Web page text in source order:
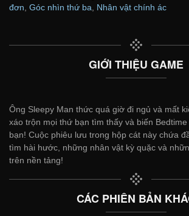
đơn Góc nhìn thứ ba Nhân vật chính ác
GIỚI THIỆU GAME
Ông Sleepy Man thức quá giờ đi ngủ và mất
xáo trộn mọi thứ bạn tìm thấy và biến Bedtime
bạn! Cuộc phiêu lưu trong hộp cát này chứa
tìm hài hước, những nhân vật kỳ quặc và
trên nền tảng!
CÁC PHIÊN BẢN